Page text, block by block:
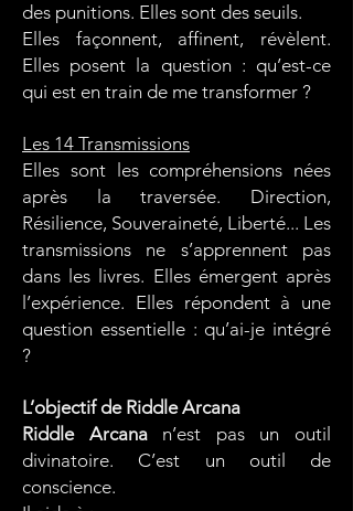
des punitions. Elles sont des seuils.
Elles façonnent, affinent, révèlent.
Elles posent la question : qu’est-ce
qui est en train de me transformer ?
Les 14 Transmissions
Elles sont les compréhensions nées
après la traversée. Direction,
Résilience, Souveraineté, Liberté... Les
transmissions ne s’apprennent pas
dans les livres. Elles émergent après
l’expérience. Elles répondent à une
question essentielle : qu’ai-je intégré
?
L’objectif de Riddle Arcana
Riddle Arcanan’est pas un outil
divinatoire. C’est un outil de
conscience.